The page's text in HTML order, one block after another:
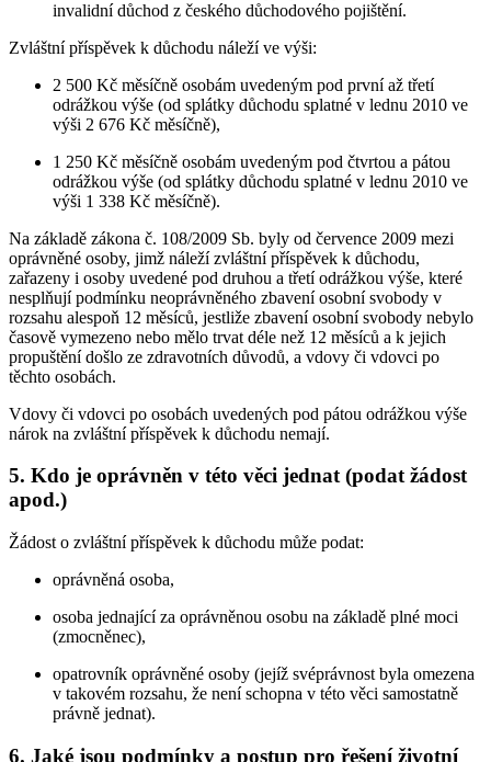
invalidní důchod z českého důchodového pojištění.
Zvláštní příspěvek k důchodu náleží ve výši:
2 500 Kč měsíčně osobám uvedeným pod první až třetí
odrážkou výše (od splátky důchodu splatné v lednu 2010 ve
výši 2 676 Kč měsíčně),
1 250 Kč měsíčně osobám uvedeným pod čtvrtou a pátou
odrážkou výše (od splátky důchodu splatné v lednu 2010 ve
výši 1 338 Kč měsíčně).
Na základě zákona č. 108/2009 Sb. byly od července 2009 mezi
oprávněné osoby, jimž náleží zvláštní příspěvek k důchodu,
zařazeny i osoby uvedené pod druhou a třetí odrážkou výše, které
nesplňují podmínku neoprávněného zbavení osobní svobody v
rozsahu alespoň 12 měsíců, jestliže zbavení osobní svobody nebylo
časově vymezeno nebo mělo trvat déle než 12 měsíců a k jejich
propuštění došlo ze zdravotních důvodů, a vdovy či vdovci po
těchto osobách.
Vdovy či vdovci po osobách uvedených pod pátou odrážkou výše
nárok na zvláštní příspěvek k důchodu nemají.
5. Kdo je oprávněn v této věci jednat (podat žádost
apod.)
Žádost o zvláštní příspěvek k důchodu může podat:
oprávněná osoba,
osoba jednající za oprávněnou osobu na základě plné moci
(zmocněnec),
opatrovník oprávněné osoby (jejíž svéprávnost byla omezena
v takovém rozsahu, že není schopna v této věci samostatně
právně jednat).
6. Jaké jsou podmínky a postup pro řešení životní